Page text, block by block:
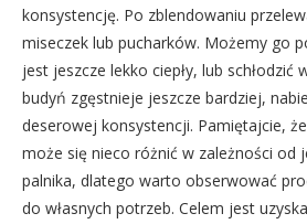
konsystencję. Po zblendowaniu
miseczek lub pucharków. Możemy go
jest jeszcze lekko ciepły, lub schłodzić
budyń zgęstnieje jeszcze bardziej,
deserowej konsystencji. Pamiętajcie,
może się nieco różnić w zależności od
palnika, dlatego warto obserwować
do własnych potrzeb. Celem jest